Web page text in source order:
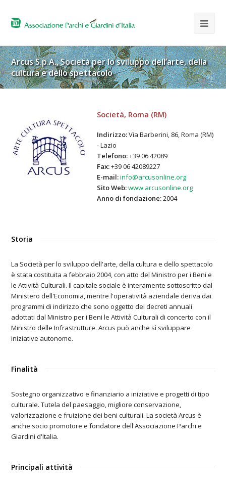
Arcus S.p.A., Società per lo sviluppo dell’arte, della
cultura e dello spettacolo
Società, Roma (RM)
Indirizzo:Via Barberini, 86, Roma (RM)
- Lazio
Telefono:+39 06 42089
Fax:+39 06 42089227
E-mail:info@arcusonline.org
Sito Web:www.arcusonline.org
Anno di fondazione:2004
Storia
La Società per lo sviluppo dell'arte, della cultura e dello spettacolo
è stata costituita a febbraio 2004, con atto del Ministro per i Beni e
le Attività Culturali. Il capitale sociale è interamente sottoscritto dal
Ministero dell'Economia, mentre l'operatività aziendale deriva dai
programmi di indirizzo che sono oggetto dei decreti annuali
adottati dal Ministro per i Beni le Attività Culturali di concerto con il
Ministro delle Infrastrutture. Arcus può anche sì sviluppare
iniziative autonome.
Finalità
Sostegno organizzativo e finanziario a iniziative e progetti di tipo
culturale. Tutela del paesaggio, migliore conservazione,
valorizzazione e fruizione dei beni culturali. La società Arcus è
anche socio promotore e fondatore dell'Associazione Parchi e
Giardini d'Italia.
Principali attività